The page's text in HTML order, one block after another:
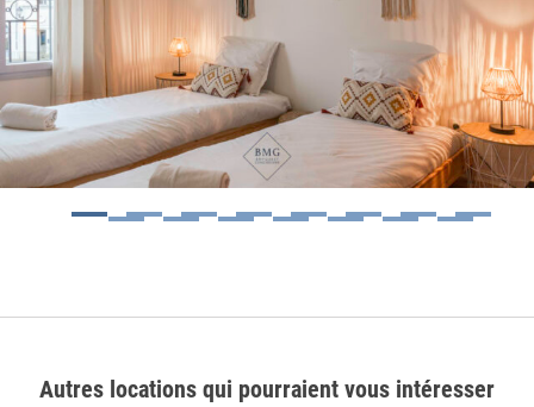
1 2 3 4 5 6 7 8
9 10 11 12 13 14 15
Autres locations qui pourraient vous intéresser